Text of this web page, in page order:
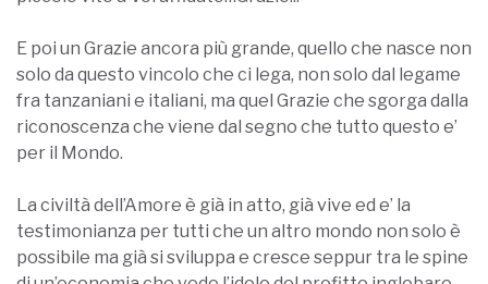
E poi un Grazie ancora più grande, quello che nasce non
solo da questo vincolo che ci lega, non solo dal legame
fra tanzaniani e italiani, ma quel Grazie che sgorga dalla
riconoscenza che viene dal segno che tutto questo e’
per il Mondo.
La civiltà dell’Amore è già in atto, già vive ed e’ la
testimonianza per tutti che un altro mondo non solo è
possibile ma già si sviluppa e cresce seppur tra le spine